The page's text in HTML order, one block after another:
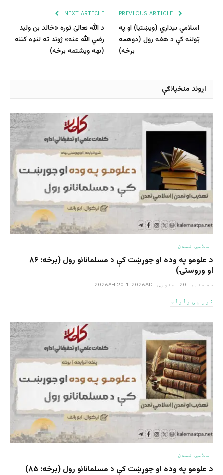
اسلامي بیداري (ویښتیا) او په
ټولنه کې د هغه رول (دوهمه
برخه)
NEXT ARTICLE
د الله تعالیٰ توره «خالد بن ولید
رضي الله عنه» ژوند ته لنډه کتنه
(نهه ویشتمه برخه)
اړوند منځپانګې
اسلامي تمدن
د علومو په وده او جوړښت کې د مسلمانانو رول (برخه: ۸۶
او وروستۍ)
سه شنبه _20 _جنوري _2026AH 20-1-2026AD
نور یی ولوله
اسلامي تمدن
د علومو په وده او جوړښت کې د مسلمانانو رول (برخه: ۸۵)